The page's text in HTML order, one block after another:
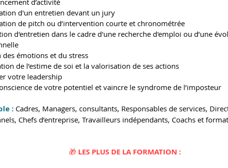
d’activité
d'un entretien devant un jury
de pitch ou d’intervention courte et chronométrée
d'entretien dans le cadre d'une recherche d'emploi ou d’une
des émotions et du stress
de l’estime de soi et la valorisation de ses actions
votre leadership
de votre potentiel et vaincre le syndrome de l’imposteur
: Cadres, Managers, consultants, Responsables de services,
Chefs d’entreprise, Travailleurs indépendants, Coachs et
🎁 LES PLUS DE LA FORMATION :